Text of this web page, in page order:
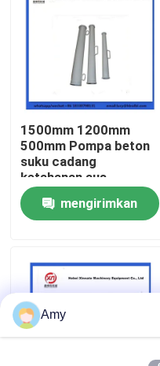
Video
Tentang kita
Wisata pabrik
Kontrol kualitas
Hubungi kami
BAGIAN POMPA
Bagian Pompa Beton
1500mm 1200mm
500mm Pompa beton
suku cadang
ketahanan aus
Reduktor biasa
mengirimkan
Amy